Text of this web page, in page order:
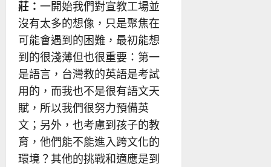
莊： 一開始我們對宣教工場並
沒有太多的想像，只是聚焦在
可能會遇到的困難，最初能想
到的很淺薄但也很重要：第一
是語言，台灣教的英語是考試
用的，而我也不是很有語文天
賦，所以我們很努力預備英
文；另外，也考慮到孩子的教
育，他們能不能進入跨文化的
環境？其他的挑戰和適應是到